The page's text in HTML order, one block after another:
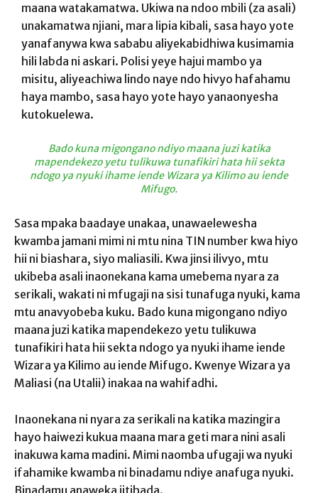
maana watakamatwa. Ukiwa na ndoo mbili (za asali)
unakamatwa njiani, mara lipia kibali, sasa hayo yote
yanafanywa kwa sababu aliyekabidhiwa kusimamia
hili labda ni askari. Polisi yeye hajui mambo ya
misitu, aliyeachiwa lindo naye ndo hivyo hafahamu
haya mambo, sasa hayo yote hayo yanaonyesha
kutokuelewa.
Bado kuna migongano ndiyo maana juzi katika
mapendekezo yetu tulikuwa tunafikiri hata hii sekta
ndogo ya nyuki ihame iende Wizara ya Kilimo au iende
Mifugo.
Sasa mpaka baadaye unakaa, unawaelewesha
kwamba jamani mimi ni mtu nina TIN number kwa hiyo
hii ni biashara, siyo maliasili. Kwa jinsi ilivyo, mtu
ukibeba asali inaonekana kama umebema nyara za
serikali, wakati ni mfugaji na sisi tunafuga nyuki, kama
mtu anavyobeba kuku. Bado kuna migongano ndiyo
maana juzi katika mapendekezo yetu tulikuwa
tunafikiri hata hii sekta ndogo ya nyuki ihame iende
Wizara ya Kilimo au iende Mifugo. Kwenye Wizara ya
Maliasi (na Utalii) inakaa na wahifadhi.
Inaonekana ni nyara za serikali na katika mazingira
hayo haiwezi kukua maana mara geti mara nini asali
inakuwa kama madini. Mimi naomba ufugaji wa nyuki
ifahamike kwamba ni binadamu ndiye anafuga nyuki.